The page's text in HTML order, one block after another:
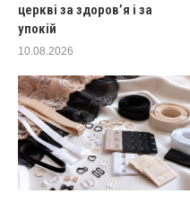
церкві за здоров’я і за
упокій
10.08.2026